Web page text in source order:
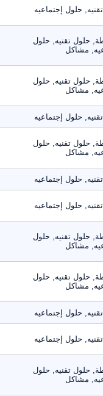
حلول إجتماعيه
حلول تقنيه, حلول
مشاكل
حلول تقنيه, حلول
مشاكل
حلول إجتماعيه
حلول تقنيه, حلول
مشاكل
حلول إجتماعيه
حلول إجتماعيه
حلول تقنيه, حلول
مشاكل
حلول تقنيه, حلول
مشاكل
حلول إجتماعيه
حلول إجتماعيه
حلول تقنيه, حلول
مشاكل